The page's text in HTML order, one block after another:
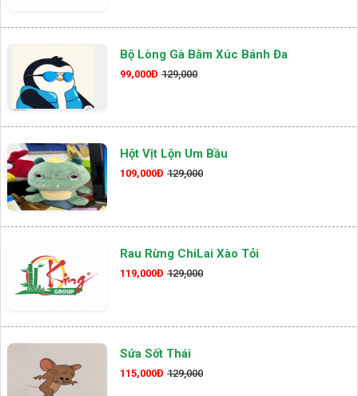
Bộ Lòng Gà Bằm Xúc Bánh Đa
99,000Đ 129,000
Hột Vịt Lộn Um Bầu
109,000Đ 129,000
Rau Rừng ChiLai Xào Tỏi
119,000Đ 129,000
Sứa Sốt Thái
115,000Đ 129,000